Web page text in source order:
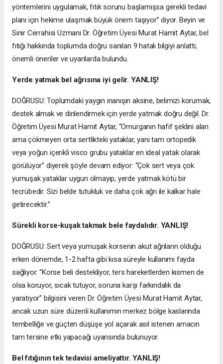
yöntemlerini uygulamak, fıtık sorunu başlamışsa gerekli tedavi
planı için hekime ulaşmak büyük önem taşıyor” diyor. Beyin ve
Sinir Cerrahisi Uzmanı Dr. Öğretim Üyesi Murat Hamit Aytar, bel
fıtığı hakkında toplumda doğru sanılan 9 hatalı bilgiyi anlattı;
önemli öneriler ve uyarılarda bulundu.
Yerde yatmak bel ağrısına iyi gelir. YANLIŞ!
DOĞRUSU: Toplumdaki yaygın inanışın aksine, belimizi korumak,
destek almak ve dinlendirmek için yerde yatmak doğru değil. Dr.
Öğretim Üyesi Murat Hamit Aytar, “Omurganın hafif şeklini alan
ama çökmeyen orta sertlikteki yataklar, yani tam ortopedik
veya yoğun içerikli visco grubu yataklar en ideal yatak olarak
görülüyor” diyerek şöyle devam ediyor: “Çok sert veya çok
yumuşak yataklar uygun olmayıp, yerde yatmak kötü bir
tecrübedir. Sizi belde tutukluk ve daha çok ağrı ile kalkar hale
getirecektir.”
Sürekli korse-kuşak takmak bele faydalıdır. YANLIŞ!
DOĞRUSU: Sert veya yumuşak korsenin akut ağrıların olduğu
erken dönemde, 1-2 hafta gibi kısa süreyle kullanımı fayda
sağlıyor. “Korse beli destekliyor, ters hareketlerden kısmen de
olsa koruyor, sıcak tutuyor, soruna karşı farkındalık da
yaratıyor” bilgisini veren Dr. Öğretim Üyesi Murat Hamit Aytar,
ancak uzun süre düzenli kullanımın merkez bölge kaslarında
tembelliğe ve güçten düşüşe yol açarak asıl istenen amacın
tam tersine etki yapacağı uyarısında bulunuyor.
Bel fıtığının tek tedavisi ameliyattır. YANLIŞ!